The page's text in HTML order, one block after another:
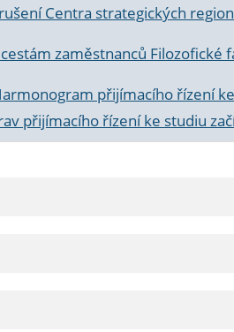
Centra strategických
cestám zaměstnanců Filozofické
přijímacího řízení
přijímacího řízení ke studiu